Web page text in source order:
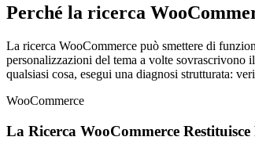
Perché la ricerca
La ricerca WooCommerce può smettere di
personalizzazioni del tema a volte sovrascrivono
qualsiasi cosa, esegui una diagnosi strutturata:
WooCommerce
La Ricerca WooCommerce